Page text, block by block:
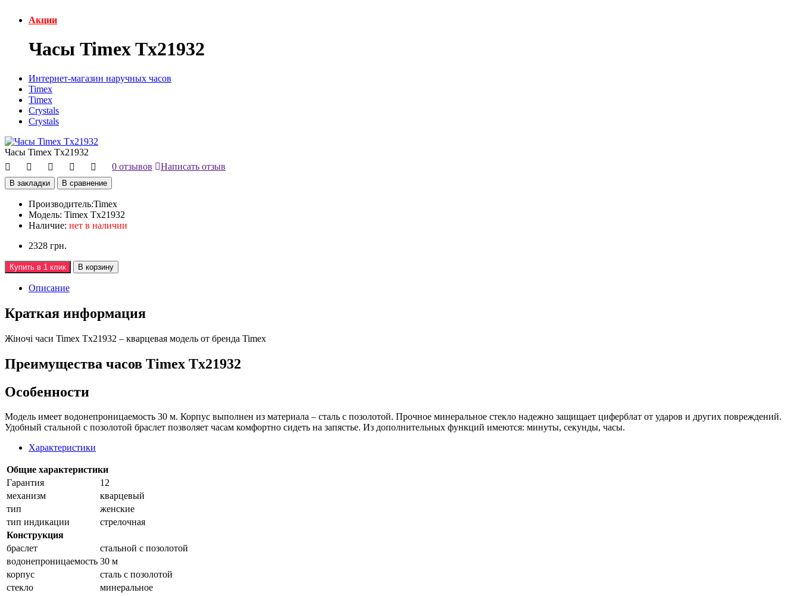
Акции
Часы Timex Tx21932
Интернет-магазин наручных часов
Timex
Timex
Crystals
Crystals
Часы Timex Tx21932
0 отзывов
Написать отзыв
В закладки В сравнение
Производитель:Timex
Модель: Timex Tx21932
Наличие: нет в наличии
2328 грн.
Купить в 1 клик В корзину
Описание
Краткая информация
Жiночi часи Timex Tx21932 – кварцевая модель от бренда Timex
Преимущества часов Timex Tx21932
Особенности
Модель имеет водонепроницаемость 30 м. Корпус выполнен из материала – сталь с позолотой. Прочное минеральное стекло надежно защищает циферблат от ударов и других повреждений.
Удобный стальной с позолотой браслет позволяет часам комфортно сидеть на запястье. Из дополнительных функций имеются: минуты, секунды, часы.
Характеристики
Общие характеристики
Гарантия
12
механизм
кварцевый
тип
женские
тип индикации
стрелочная
Конструкция
браслет
стальной с позолотой
водонепроницаемость 30 м
корпус
сталь с позолотой
стекло
минеральное